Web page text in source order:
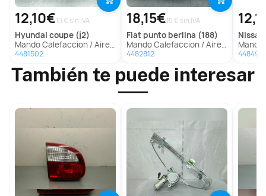
12,10€10 € sin IVA
hyundai coupe (j2)
Mando Calefaccion / Aire Acondicionado para Hyundai Coupe (J2)
4481502
18,15€15 € sin IVA
fiat punto berlina (188)
Mando Calefaccion / Aire Acondicionado para Fiat Punto Berlina (188)
4482812
nissan
Mando
También te puede interesar